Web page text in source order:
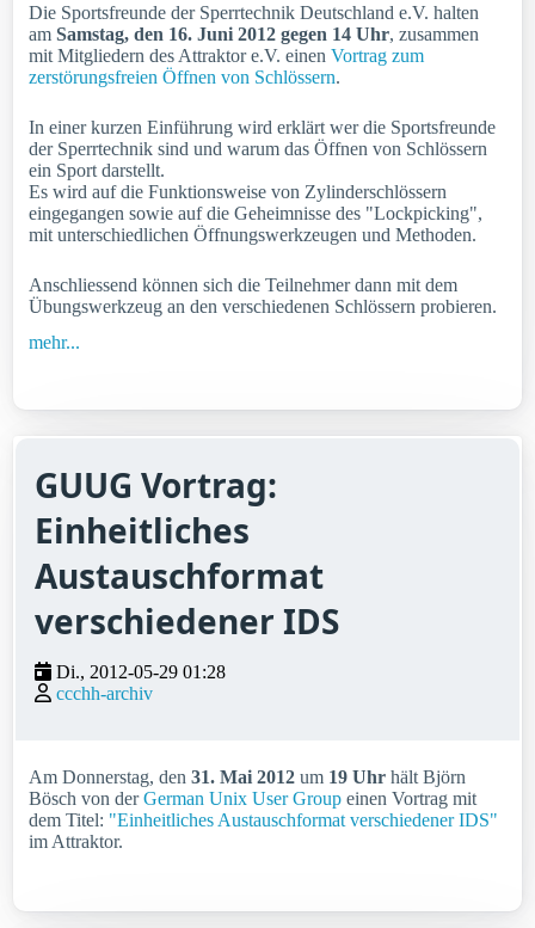
Die Sportsfreunde der Sperrtechnik Deutschland e.V. halten
amSamstag, den 16. Juni 2012 gegen 14 Uhr, zusammen
mit Mitgliedern des Attraktor e.V. einenVortrag zum
zerstörungsfreien Öffnen von Schlössern.
In einer kurzen Einführung wird erklärt wer die Sportsfreunde
der Sperrtechnik sind und warum das Öffnen von Schlössern
ein Sport darstellt.
Es wird auf die Funktionsweise von Zylinderschlössern
eingegangen sowie auf die Geheimnisse des "Lockpicking",
mit unterschiedlichen Öffnungswerkzeugen und Methoden.
Anschliessend können sich die Teilnehmer dann mit dem
Übungswerkzeug an den verschiedenen Schlössern probieren.
mehr...
GUUG Vortrag:
Einheitliches
Austauschformat
verschiedener IDS
Di., 2012-05-29 01:28
ccchh-archiv
Am Donnerstag, den31. Mai 2012 um 19 Uhr hält Björn
Bösch von derGerman Unix User Group einen Vortrag mit
dem Titel: "Einheitliches Austauschformat verschiedener IDS"
im Attraktor.